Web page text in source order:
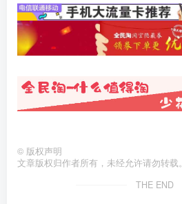
© 版权声明
文章版权归作者所有，未经允许请勿转载。
THE END